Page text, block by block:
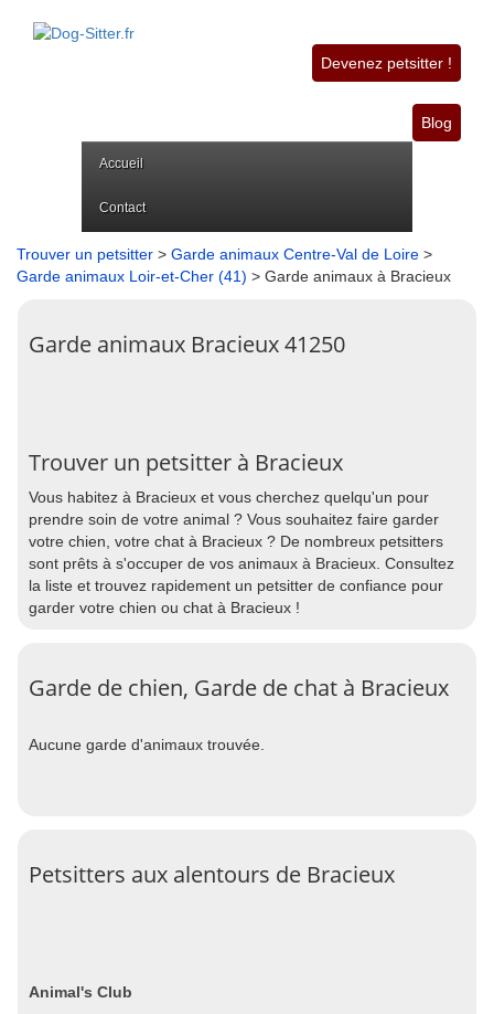
Devenez petsitter !
Blog
Accueil
Contact
Trouver un petsitter > Garde animaux Centre-Val de Loire >
Garde animaux Loir-et-Cher (41) > Garde animaux à Bracieux
Garde animaux Bracieux 41250
Trouver un petsitter à Bracieux
Vous habitez à Bracieux et vous cherchez quelqu'un pour
prendre soin de votre animal ? Vous souhaitez faire garder
votre chien, votre chat à Bracieux ? De nombreux petsitters
sont prêts à s'occuper de vos animaux à Bracieux. Consultez
la liste et trouvez rapidement un petsitter de confiance pour
garder votre chien ou chat à Bracieux !
Garde de chien, Garde de chat à Bracieux
Aucune garde d'animaux trouvée.
Petsitters aux alentours de Bracieux
Animal's Club